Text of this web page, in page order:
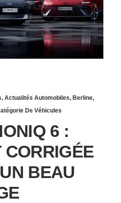
, Actualités Automobiles, Berline,
De Véhicules
6 :
CORRIGÉE
BEAU